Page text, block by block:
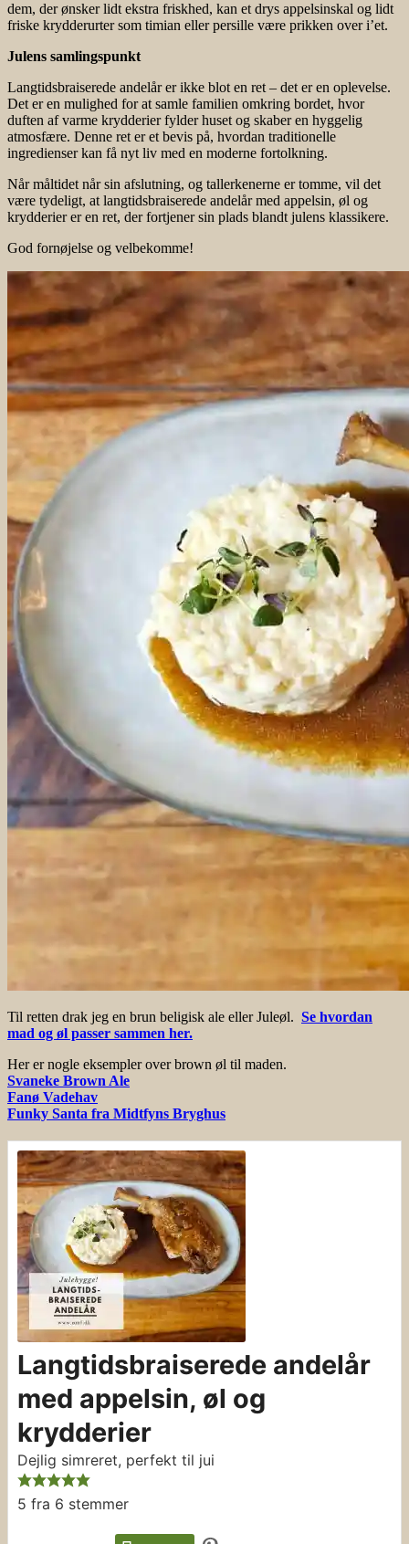
dem, der ønsker lidt ekstra friskhed, kan et drys appelsinskal og lidt
friske krydderurter som timian eller persille være prikken over i’et.
Julens samlingspunkt
Langtidsbraiserede andelår er ikke blot en ret – det er en oplevelse.
Det er en mulighed for at samle familien omkring bordet, hvor
duften af varme krydderier fylder huset og skaber en hyggelig
atmosfære. Denne ret er et bevis på, hvordan traditionelle
ingredienser kan få nyt liv med en moderne fortolkning.
Når måltidet når sin afslutning, og tallerkenerne er tomme, vil det
være tydeligt, at langtidsbraiserede andelår med appelsin, øl og
krydderier er en ret, der fortjener sin plads blandt julens klassikere.
God fornøjelse og velbekomme!
Til retten drak jeg en brun beligisk ale eller Juleøl. Se hvordan
mad og øl passer sammen her.
Her er nogle eksempler over brown øl til maden.
Svaneke Brown Ale
Fanø Vadehav
Funky Santa fra Midtfyns Bryghus
Langtidsbraiserede andelår
med appelsin, øl og
krydderier
Dejlig simreret, perfekt til jui
5 fra 6 stemmer